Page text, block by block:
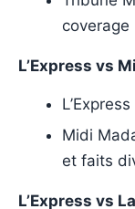
coverage
L’Express vs
Midi
et faits
L’Express vs